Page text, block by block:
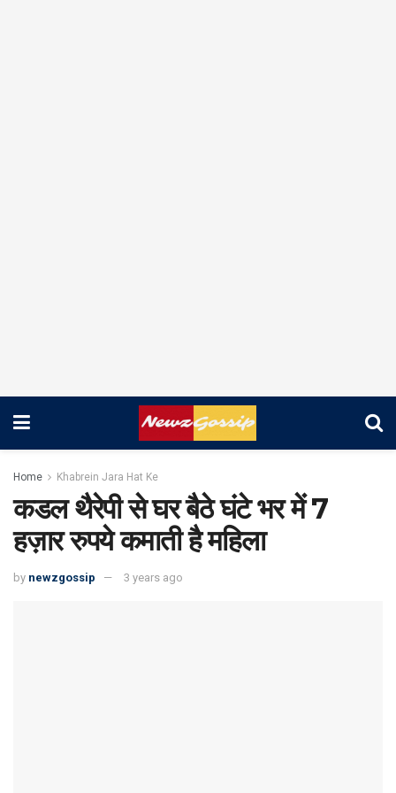
Home Khabrein Jara Hat Ke
कडल थैरेपी से घर बैठे घंटे भर में 7
हज़ार रुपये कमाती है महिला
by newzgossip 3 years ago